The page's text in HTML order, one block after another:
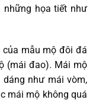
những họa tiết như
mẫu mộ đôi đá
(mái đao). Mái mộ
như mái vòm,
mái mộ không quá